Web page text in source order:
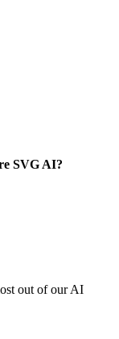
SVG AI?
out of our AI